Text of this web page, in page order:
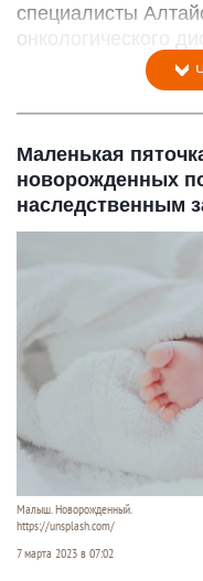
специалисты
онкологического
Маленькая
новорожденных
наследственным
Малыш. Новорожденный.
https://unsplash.com/
7 марта 2023 в 07:02